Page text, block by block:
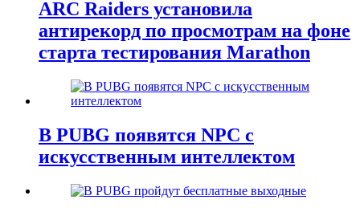
ARC Raiders установила
антирекорд по просмотрам на фоне
старта тестирования Marathon
В PUBG появятся NPC с
искусственным интеллектом